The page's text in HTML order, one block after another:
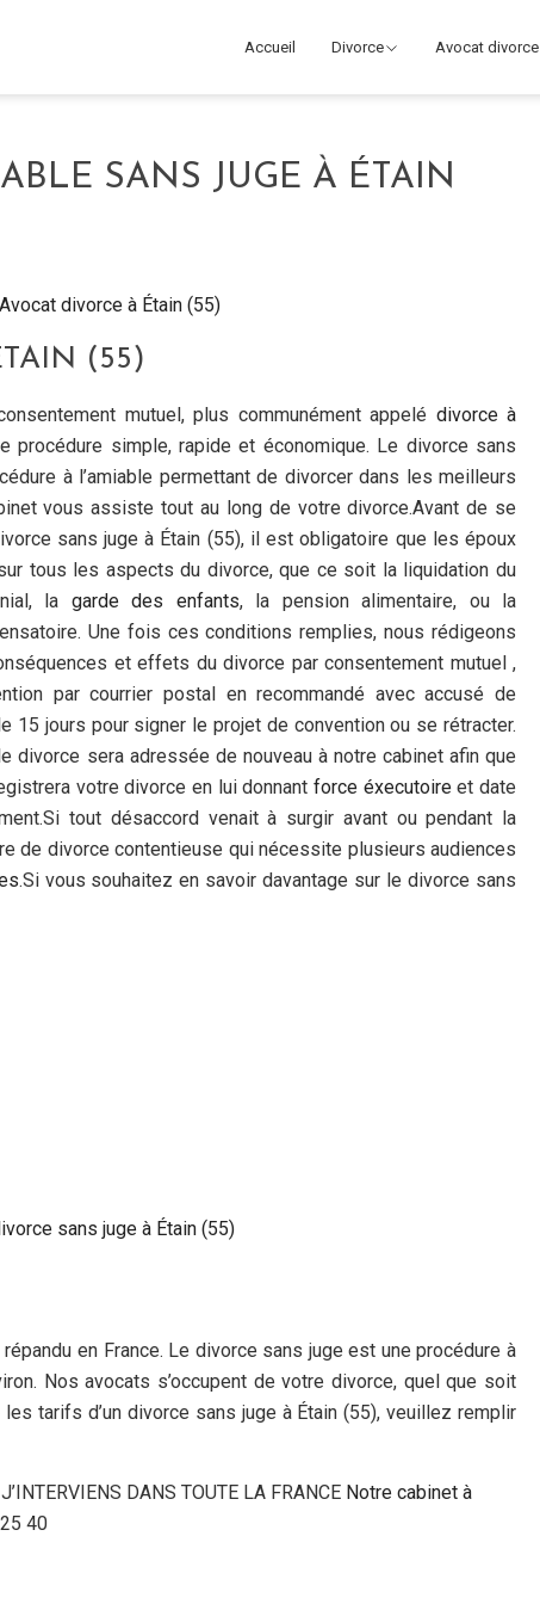
Accueil Divorce Avocat divorce
SANS JUGE À ÉTAIN
divorce à Étain (55)
(55)
mutuel, plus communément appelé divorce à
procédure simple, rapide et économique. Le divorce sans
à l’amiable permettant de divorcer dans les meilleurs
vous assiste tout au long de votre divorce.Avant de se
sans juge à Étain (55), il est obligatoire que les époux
tous les aspects du divorce, que ce soit la liquidation du
la garde des enfants, la pension alimentaire, ou la
Une fois ces conditions remplies, nous rédigeons
et effets du divorce par consentement mutuel ,
par courrier postal en recommandé avec accusé de
15 jours pour signer le projet de convention ou se rétracter.
divorce sera adressée de nouveau à notre cabinet afin que
votre divorce en lui donnant force éxecutoireet date
tout désaccord venait à surgir avant ou pendant la
de divorce contentieuse qui nécessite plusieurs audiences
.Si vous souhaitez en savoir davantage sur le divorce sans
sans juge à Étain (55)
en France. Le divorce sans juge est une procédure à
Nos avocats s’occupent de votre divorce, quel que soit
tarifs d’un divorce sans juge à Étain (55), veuillez remplir
J’INTERVIENS DANS TOUTE LA FRANCE Notre cabinet à
40